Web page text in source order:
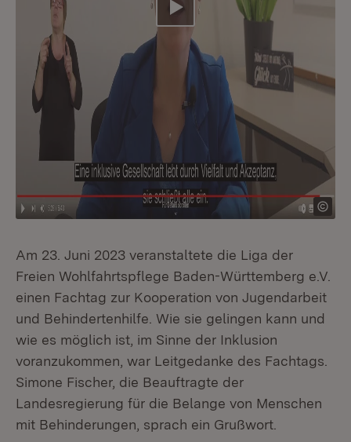
Video abspielen
Am 23. Juni 2023 veranstaltete die Liga der
Freien Wohlfahrtspflege Baden-Württemberg e.V.
einen Fachtag zur Kooperation von Jugendarbeit
und Behindertenhilfe. Wie sie gelingen kann und
wie es möglich ist, im Sinne der Inklusion
voranzukommen, war Leitgedanke des Fachtags.
Simone Fischer, die Beauftragte der
Landesregierung für die Belange von Menschen
mit Behinderungen, sprach ein Grußwort.